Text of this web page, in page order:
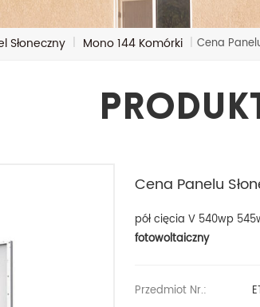
Słoneczny | Mono 144 Komórki | Cena
Cena Panelu
pół cięcia V 540wp
fotowoltaiczny
Przedmiot Nr.: